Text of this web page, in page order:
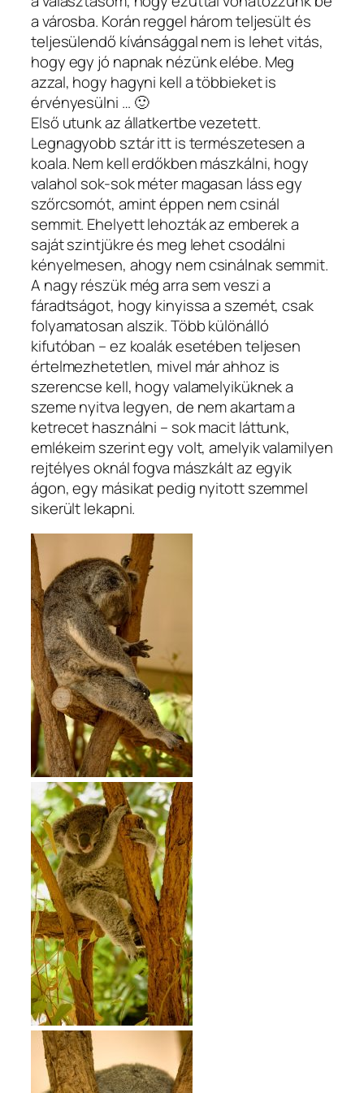
a városba. Korán reggel három teljesült és
teljesülendő kívánsággal nem is lehet vitás,
hogy egy jó napnak nézünk elébe. Meg
azzal, hogy hagyni kell a többieket is
érvényesülni … 🙂
Első utunk az állatkertbe vezetett.
Legnagyobb sztár itt is természetesen a
koala. Nem kell erdőkben mászkálni, hogy
valahol sok-sok méter magasan láss egy
szőrcsomót, amint éppen nem csinál
semmit. Ehelyett lehozták az emberek a
saját szintjükre és meg lehet csodálni
kényelmesen, ahogy nem csinálnak semmit.
A nagy részük még arra sem veszi a
fáradtságot, hogy kinyissa a szemét, csak
folyamatosan alszik. Több különálló
kifutóban – ez koalák esetében teljesen
értelmezhetetlen, mivel már ahhoz is
szerencse kell, hogy valamelyiküknek a
szeme nyitva legyen, de nem akartam a
ketrecet használni – sok macit láttunk,
emlékeim szerint egy volt, amelyik valamilyen
rejtélyes oknál fogva mászkált az egyik
ágon, egy másikat pedig nyitott szemmel
sikerült lekapni.